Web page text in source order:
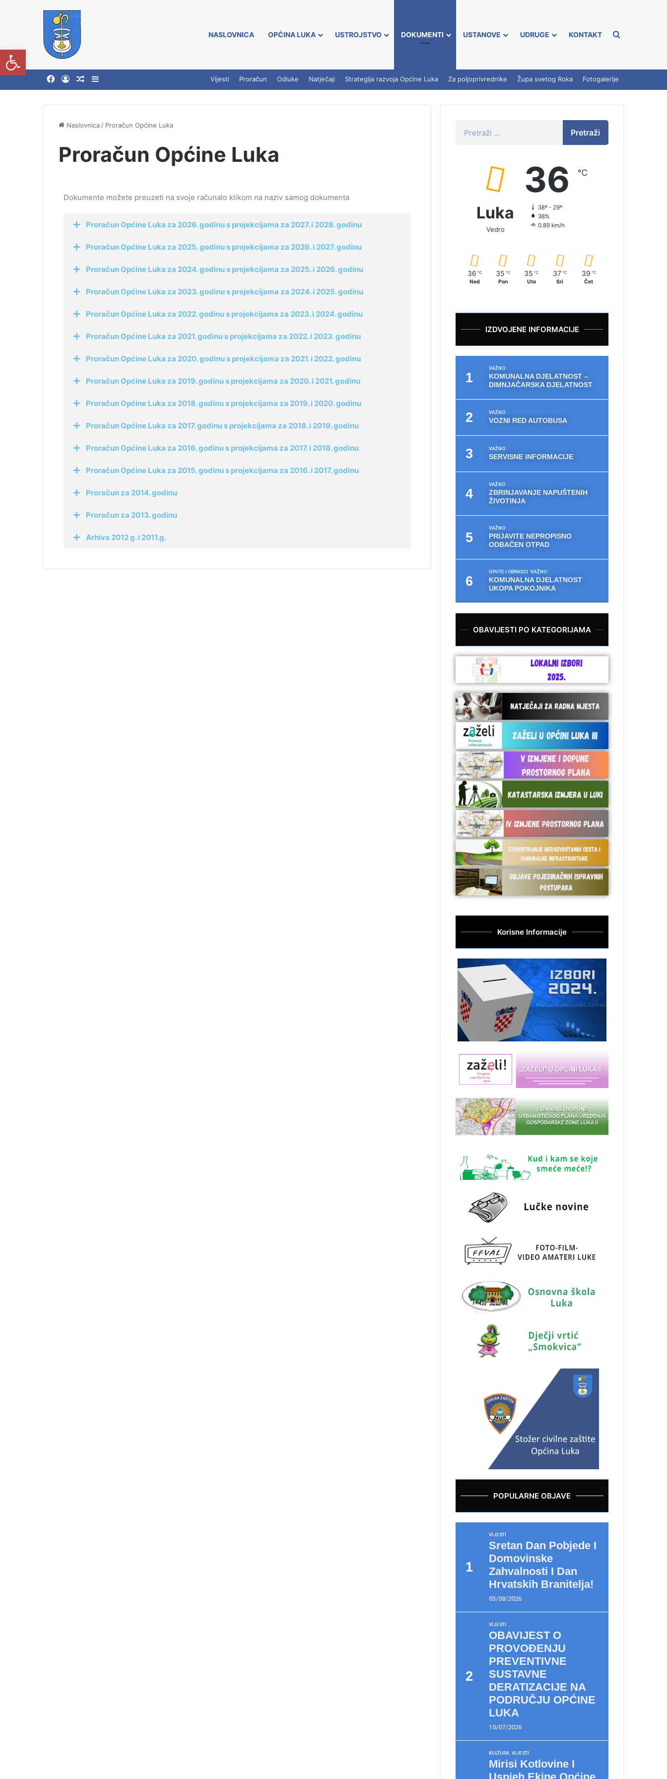
NASLOVNICA OPĆINA LUKA USTROJSTVO DOKUMENTI USTANOVE UDRUGE KONTAKT
Vijesti Proračun Odluke Natječaji Strategija razvoja Općine Luka Za poljoprivrednike Župa svetog Roka Fotogalerije
Naslovnica / Proračun Općine Luka
Proračun Općine Luka
Dokumente možete preuzeti na svoje računalo klikom na naziv samog dokumenta
Proračun Općine Luka za 2026. godinu s projekcijama za 2027. i 2028. godinu
Proračun Općine Luka za 2025. godinu s projekcijama za 2026. i 2027. godinu
Proračun Općine Luka za 2024. godinu s projekcijama za 2025. i 2026. godinu
Proračun Općine Luka za 2023. godinu s projekcijama za 2024. i 2025. godinu
Proračun Općine Luka za 2022. godinu s projekcijama za 2023. i 2024. godinu
Proračun Općine Luka za 2021. godinu s projekcijama za 2022. i 2023. godinu
Proračun Općine Luka za 2020. godinu s projekcijama za 2021. i 2022. godinu
Proračun Općine Luka za 2019. godinu s projekcijama za 2020. i 2021. godinu
Proračun Općine Luka za 2018. godinu s projekcijama za 2019. i 2020. godinu
Proračun Općine Luka za 2017. godinu s projekcijama za 2018. i 2019. godinu
Proračun Općine Luka za 2016. godinu s projekcijama za 2017. i 2018. godinu
Proračun Općine Luka za 2015. godinu s projekcijama za 2016. i 2017. godinu
Proračun za 2014. godinu
Proračun za 2013. godinu
Arhiva 2012 g. i 2011.g.
Pretraži
Luka
Vedro
36 ℃
38º - 29º
38%
0.89 km/h
36 ℃
Ned
35 ℃
Pon
35 ℃
Uto
37 ℃
Sri
39 ℃
Čet
IZDVOJENE INFORMACIJE
VAŽNO
KOMUNALNA DJELATNOST –
DIMNJAČARSKA DJELATNOST
VAŽNO
VOZNI RED AUTOBUSA
VAŽNO
SERVISNE INFORMACIJE
VAŽNO
ZBRINJAVANJE NAPUŠTENIH
ŽIVOTINJA
VAŽNO
PRIJAVITE NEPROPISNO
ODBAČEN OTPAD
UPUTE I OBRASCI VAŽNO
KOMUNALNA DJELATNOST
UKOPA POKOJNIKA
OBAVIJESTI PO KATEGORIJAMA
Korisne Informacije
POPULARNE OBJAVE
VIJESTI
Sretan Dan Pobjede I
Domovinske
Zahvalnosti I Dan
Hrvatskih Branitelja!
05/08/2026
VIJESTI
OBAVIJEST O
PROVOĐENJU
PREVENTIVNE
SUSTAVNE
DERATIZACIJE NA
PODRUČJU OPĆINE
LUKA
10/07/2026
KULTURA VIJESTI
Mirisi Kotlovine I
Uspjeh Ekipe Općine
Open toolbar